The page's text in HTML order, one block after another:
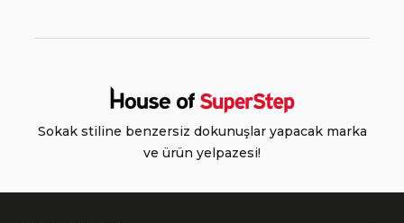
Sokak stiline benzersiz dokunuşlar yapacak marka
ve ürün yelpazesi!